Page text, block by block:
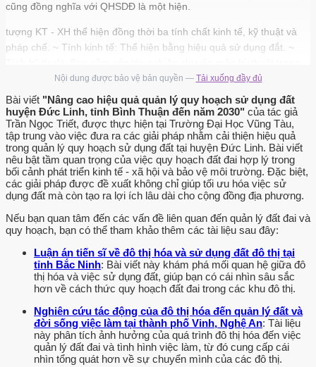
cũng đồng nghĩa với QHSDĐ là một hiện.
tượng KT - XH thể hiện đồng thời ba tính chất kinh tế, kỹ thuật và
pháp chế. ~ Tính kinh tế: Thể hiện bằng hiệu quả sử dụng đắt. ~
điều tra khảo. sát, xây dựng bản đồ, khoanh định xử lý số liệu 6 ~
Tính pháp chế: Xác nhận tính pháp lý về mục đích và quyền sử
dụng dit theo quy hoạch nhằm đảm bảo sử dụng và quản lý đất đai
theo đúng pháp luật.
Do đó có thể định nghĩa “QHSDD là hệ thống các biện pháp kinh tế,
kỹ thuật và pháp chế của nhà nước về tô chức sử dụng và quản ly
dat dai đầy đủ, hợp lý, khoa học và có hiệu quả cao nhất thông. qua
việc phân bổ quỹ đắt đai (khoanh định cho các mục đích và các
ngành) và tô chức sử. dụng đất như tư liệu sản xuất (các giải pháp
sử dụng cụ thể) nhằm nâng cao hiệu quả sản xuất của xã hội, tạo
là quá trình hình thành các quyết định để đưa đất đai vào sử dụng
bền vững mang lại lợi ích cao nhất, thực hiện đồng thời hai chức
năng: Điều chinh các mối quan hệ đất đai và tô chức sử dụng đất
như tư liệu sản xuất đặc biệt.
Quan lý QHSDĐ hợp lý sẽ ngăn chặn được các hiện tượng tiêu cực,
tranh chấp lắn. chiếm, hủy hoại dit, phá vỡ sự cân bằng sinh thái,
gây ô nhiễm môi trường dẫn đến những, tổn thất hoặc kìm hãm sức
Nội dung được bảo vệ bản quyền — Tải xuống đầy đủ
Bài viết "Nâng cao hiệu quả quản lý quy hoạch sử dụng đất
huyện Đức Linh, tỉnh Bình Thuận đến năm 2030" của tác giả
Trần Ngọc Triết, được thực hiện tại Trường Đại Học Vũng Tàu,
tập trung vào việc đưa ra các giải pháp nhằm cải thiện hiệu quả
trong quản lý quy hoạch sử dụng đất tại huyện Đức Linh. Bài viết
nêu bật tầm quan trọng của việc quy hoạch đất đai hợp lý trong
bối cảnh phát triển kinh tế - xã hội và bảo vệ môi trường. Đặc biệt,
các giải pháp được đề xuất không chỉ giúp tối ưu hóa việc sử
dụng đất mà còn tạo ra lợi ích lâu dài cho cộng đồng địa phương.
Nếu bạn quan tâm đến các vấn đề liên quan đến quản lý đất đai và
quy hoạch, bạn có thể tham khảo thêm các tài liệu sau đây:
Luận án tiến sĩ về đô thị hóa và sử dụng đất đô thị tại
tỉnh Bắc Ninh: Bài viết này khám phá mối quan hệ giữa đô
thị hóa và việc sử dụng đất, giúp bạn có cái nhìn sâu sắc
hơn về cách thức quy hoạch đất đai trong các khu đô thị.
Nghiên cứu tác động của đô thị hóa đến quản lý đất và
đời sống việc làm tại thành phố Vinh, Nghệ An: Tài liệu
này phân tích ảnh hưởng của quá trình đô thị hóa đến việc
quản lý đất đai và tình hình việc làm, từ đó cung cấp cái
nhìn tổng quát hơn về sự chuyển mình của các đô thị.